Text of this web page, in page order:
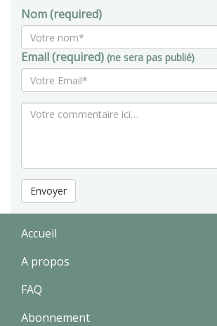
Nom (required)
Email (required) (ne sera pas publié)
Envoyer
Accueil
A propos
FAQ
Abonnement